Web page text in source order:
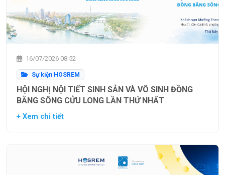
16/07/2026 08:52
Sự kiện HOSREM
HỘI NGHỊ NỘI TIẾT SINH SẢN VÀ VÔ SINH ĐỒNG
BẰNG SÔNG CỬU LONG LẦN THỨ NHẤT
+ Xem chi tiết